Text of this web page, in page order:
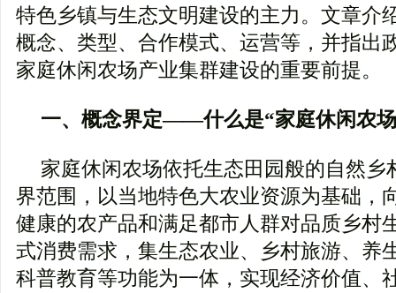
特色乡镇与生态文明建设的主力。文章介
概念、类型、合作模式、运营等，并指出
家庭休闲农场产业集群建设的重要前提。
一、概念界定——什么是“家庭休闲农
家庭休闲农场依托生态田园般的自然乡
界范围，以当地特色大农业资源为基础，
健康的农产品和满足都市人群对品质乡村
式消费需求，集生态农业、乡村旅游、养
科普教育等功能为一体，实现经济价值、